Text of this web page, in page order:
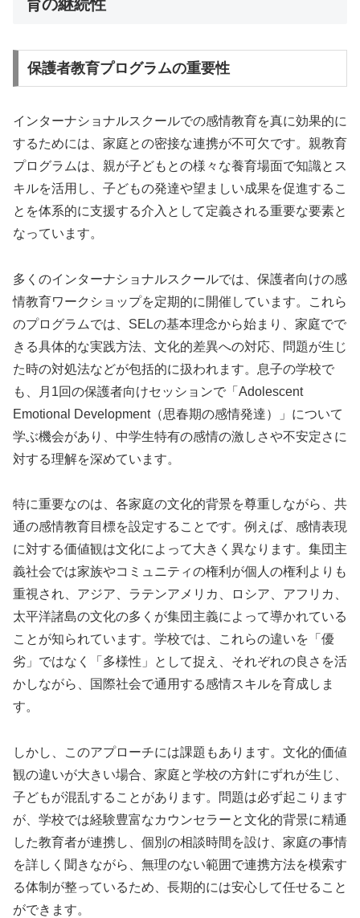
育の継続性
保護者教育プログラムの重要性
インターナショナルスクールでの感情教育を真に効果的に
するためには、家庭との密接な連携が不可欠です。親教育
プログラムは、親が子どもとの様々な養育場面で知識とス
キルを活用し、子どもの発達や望ましい成果を促進するこ
とを体系的に支援する介入として定義される重要な要素と
なっています。
多くのインターナショナルスクールでは、保護者向けの感
情教育ワークショップを定期的に開催しています。これら
のプログラムでは、SELの基本理念から始まり、家庭でで
きる具体的な実践方法、文化的差異への対応、問題が生じ
た時の対処法などが包括的に扱われます。息子の学校で
も、月1回の保護者向けセッションで「Adolescent
Emotional Development（思春期の感情発達）」について
学ぶ機会があり、中学生特有の感情の激しさや不安定さに
対する理解を深めています。
特に重要なのは、各家庭の文化的背景を尊重しながら、共
通の感情教育目標を設定することです。例えば、感情表現
に対する価値観は文化によって大きく異なります。集団主
義社会では家族やコミュニティの権利が個人の権利よりも
重視され、アジア、ラテンアメリカ、ロシア、アフリカ、
太平洋諸島の文化の多くが集団主義によって導かれている
ことが知られています。学校では、これらの違いを「優
劣」ではなく「多様性」として捉え、それぞれの良さを活
かしながら、国際社会で通用する感情スキルを育成しま
す。
しかし、このアプローチには課題もあります。文化的価値
観の違いが大きい場合、家庭と学校の方針にずれが生じ、
子どもが混乱することがあります。問題は必ず起こります
が、学校では経験豊富なカウンセラーと文化的背景に精通
した教育者が連携し、個別の相談時間を設け、家庭の事情
を詳しく聞きながら、無理のない範囲で連携方法を模索す
る体制が整っているため、長期的には安心して任せること
ができます。